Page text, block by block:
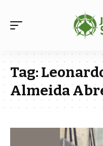
Tag:
Almeida